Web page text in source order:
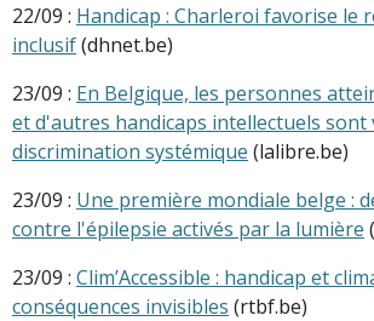
22/09 : Handicap : Charleroi favorise le
inclusif(dhnet.be)
23/09 : En Belgique, les personnes
et d'autres handicaps intellectuels sont
discrimination systémique (lalibre.be)
23/09 : Une première mondiale belge :
contre l'épilepsie activés par la lumière
23/09 : Clim’Accessible : handicap et
conséquences invisibles (rtbf.be)